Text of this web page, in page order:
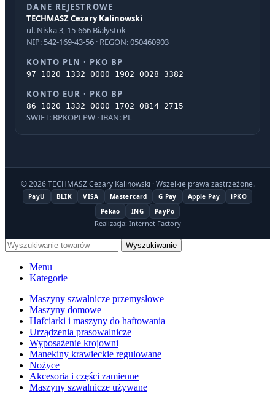
DANE REJESTROWE
TECHMASZ Cezary Kalinowski
ul. Niska 3, 15-666 Białystok
NIP: 542-169-43-56 · REGON: 050460903
KONTO PLN · PKO BP
97 1020 1332 0000 1902 0028 3382
KONTO EUR · PKO BP
86 1020 1332 0000 1702 0814 2715
SWIFT: BPKOPLPW · IBAN: PL
© 2026 TECHMASZ Cezary Kalinowski · Wszelkie prawa zastrzeżone.
PayU BLIK VISA Mastercard G Pay Apple Pay
iPKO
Pekao
ING PayPo
Realizacja: Internet Factory
Wyszukiwanie
Menu
Kategorie
Maszyny szwalnicze przemysłowe
Maszyny domowe
Hafciarki i maszyny do haftowania
Urządzenia prasowalnicze
Wyposażenie krojowni
Manekiny krawieckie regulowane
Nożyce
Akcesoria i części zamienne
Maszyny szwalnicze używane